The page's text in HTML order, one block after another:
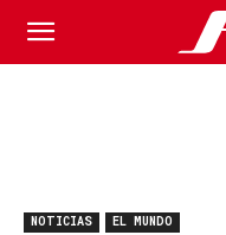
Fuel
NOTICIAS EL MUNDO